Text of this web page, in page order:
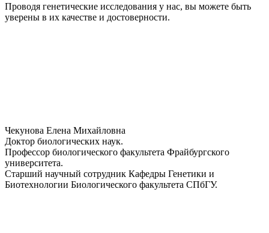
Проводя генетические исследования у нас, вы можете быть
уверены в их качестве и достоверности.
Чекунова Елена Михайловна
Доктор биологических наук.
Профессор биологического факультета Фрайбургского
университета.
Старший научный сотрудник Кафедры Генетики и
Биотехнологии Биологического факультета СПбГУ.